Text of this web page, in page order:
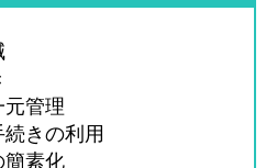
管理
きの利用
簡素化